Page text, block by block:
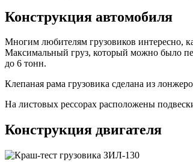
Конструкция автомобиля
Многим любителям грузовиков интересно,
Максимальный груз, который можно было
до 6 тонн.
Клепаная рама грузовика сделана из
На листовых рессорах расположены
Конструкция двигателя